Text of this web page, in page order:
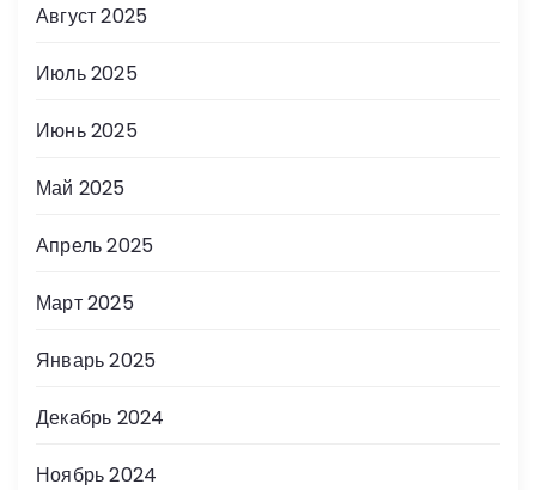
Август 2025
Июль 2025
Июнь 2025
Май 2025
Апрель 2025
Март 2025
Январь 2025
Декабрь 2024
Ноябрь 2024